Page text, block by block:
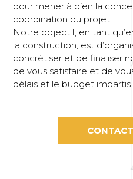
pour mener à bien la
coordination du projet.
Notre objectif, en tant
la construction, est
concrétiser et de finaliser
de vous satisfaire et de
délais et le budget impartis.